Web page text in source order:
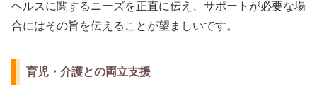
ヘルスに関するニーズを正直に伝え、サポートが必要な場
合にはその旨を伝えることが望ましいです。
育児・介護との両立支援